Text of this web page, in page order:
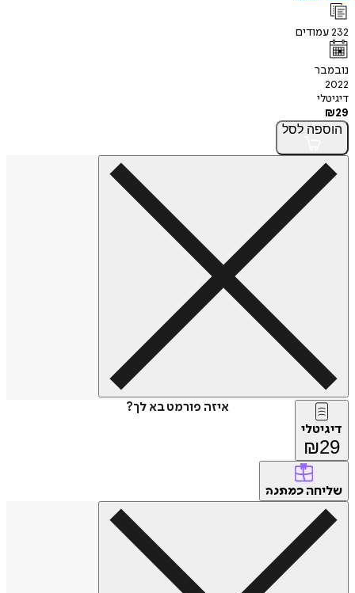
232עמודים
נובמבר
2022
דיגיטלי
₪29
הוספה לסל
איזה פורמט בא לך?
דיגיטלי
₪29
שליחה כמתנה